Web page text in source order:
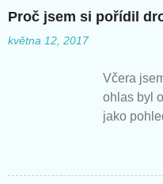
t
v
Proč jsem si pořídil
května 12, 2017
Včera
ohlas byl
jako